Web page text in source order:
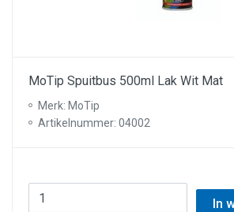
MoTip Spuitbus 500ml Lak Wit Mat
Merk: MoTip
Artikelnummer: 04002
In